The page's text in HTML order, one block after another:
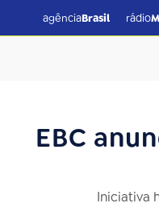
agênciaBrasil rádio
EBC
Iniciativa